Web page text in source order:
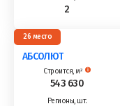
2
26
АБСОЛЮТ
543 630